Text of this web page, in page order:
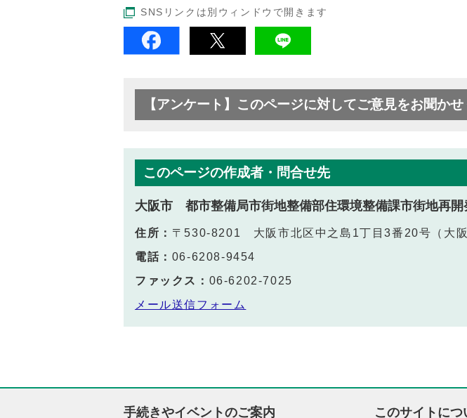
SNSリンクは別ウィンドウで開きます
【アンケート】このページに対してご意見をお聞か
このページの作成者・問合せ先
大阪市 都市整備局市街地整備部住環境整備課市街地再開
住所： 〒530-8201 大阪市北区中之島1丁目3番20号（大阪
電話： 06-6208-9454
ファックス： 06-6202-7025
メール送信フォーム
手続きやイベントのご案内 このサイトにつ